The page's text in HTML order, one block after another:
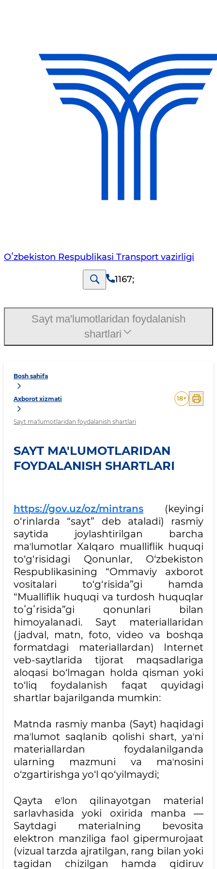
Oʻzbekiston Respublikasi Transport vazirligi
1167;
Bosh sahifa
Axborot xizmati
Sayt ma'lumotlaridan foydalanish shartlari
18+
SAYT MA'LUMOTLARIDAN
FOYDALANISH SHARTLARI
https://gov.uz/oz/mintrans
(keyingi
o‘rinlarda “sayt” deb ataladi) rasmiy
saytida joylashtirilgan barcha
maʼlumotlar Xalqaro mualliflik huquqi
to‘g‘risidagi Qonunlar, O‘zbekiston
Respublikasining “Ommaviy axborot
vositalari to‘g‘risida”gi hamda
“Mualliflik huquqi va turdosh huquqlar
toʻgʻrisida”gi qonunlari bilan
himoyalanadi. Sayt materiallaridan
(jadval, matn, foto, video va boshqa
formatdagi materiallardan) Internet
veb-saytlarida tijorat maqsadlariga
aloqasi bo‘lmagan holda qisman yoki
to‘liq foydalanish faqat quyidagi
shartlar bajarilganda mumkin:
Matnda rasmiy manba (Sayt) haqidagi
maʼlumot saqlanib qolishi shart, yaʼni
materiallardan foydalanilganda
ularning mazmuni va maʼnosini
o‘zgartirishga yo‘l qo‘yilmaydi;
Qayta eʼlon qilinayotgan material
sarlavhasida yoki oxirida manba —
Saytdagi materialning bevosita
elektron manziliga faol gipermurojaat
(vizual tarzda ajratilgan, rang bilan yoki
tagidan chizilgan hamda qidiruv
Sayt ma'lumotlaridan foydalanish
shartlari